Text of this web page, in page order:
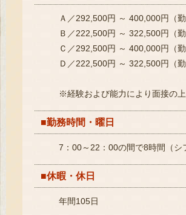
Ａ／292,500円 ～ 400,000円（勤
Ｂ／222,500円 ～ 322,500円（勤
Ｃ／292,500円 ～ 400,000円（勤
Ｄ／222,500円 ～ 322,500円（勤
※経験および能力により面接の上
■勤務時間・曜日
7：00～22：00の間で8時間（シ
■休暇・休日
年間105日